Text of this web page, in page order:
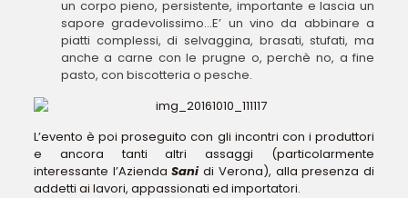
un corpo pieno, persistente, importante e lascia un
sapore gradevolissimo…E’ un vino da abbinare a
piatti complessi, di selvaggina, brasati, stufati, ma
anche a carne con le prugne o, perchè no, a fine
pasto, con biscotteria o pesche.
L’evento è poi proseguito con gli incontri con i produttori
e ancora tanti altri assaggi (particolarmente
interessante l’AziendaSanidi Verona), alla presenza di
addetti ai lavori, appassionati ed importatori.